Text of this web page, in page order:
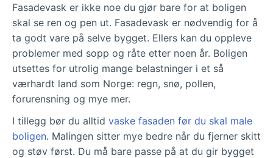
Profesjonell fasadevask kan være en god
løsning for best resultat, men sørg for å
velge et seriøst firma med riktig
kvalifikasjoner og gode referanser.
Bruk en anbudstjeneste for å finne beste
tilbud på fasadevask og sammenlign
investering for boligens verdi og
vedlikehold.
Fasadevask er ikke noe du gjør bare for at boligen
skal se ren og pen ut. Fasadevask er nødvendig for å
ta godt vare på selve bygget. Ellers kan du oppleve
problemer med sopp og råte etter noen år. Boligen
utsettes for utrolig mange belastninger i et så
værhardt land som Norge: regn, snø, pollen,
forurensning og mye mer.
I tillegg bør du alltid vaske fasaden før du skal male
boligen. Malingen sitter mye bedre når du fjerner skitt
og støv først. Du må bare passe på at du gir bygget